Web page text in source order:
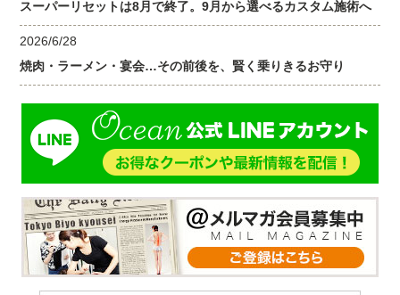
スーパーリセットは8月で終了。9月から選べるカスタム施術へ
2026/6/28
焼肉・ラーメン・宴会…その前後を、賢く乗りきるお守り